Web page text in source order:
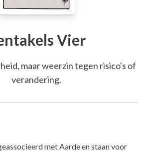
Vier
maar weerzin tegen risico's of
verandering.
met Aarde en staan voor